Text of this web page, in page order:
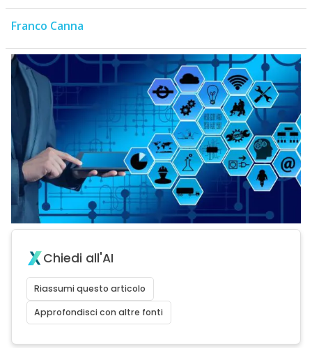
Franco Canna
Chiedi all'AI
Riassumi questo articolo
Approfondisci con altre fonti